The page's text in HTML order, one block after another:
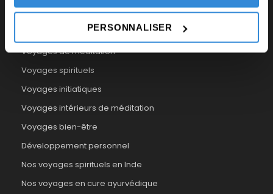
PERSONNALISER
NOS VOYAGES THÉMATIQUES
Voyages de méditation
Voyages spirituels
Voyages initiatiques
Voyages intérieurs de méditation
Voyages bien-être
Développement personnel
Nos voyages spirituels en Inde
Nos voyages en cure ayurvédique